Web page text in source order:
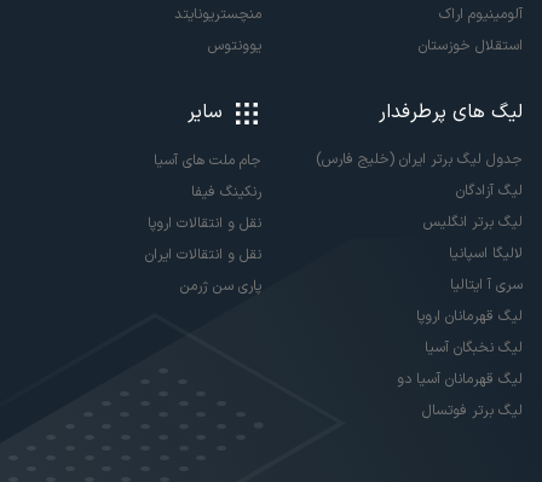
آلومینیوم اراک
استقلال خوزستان
منچستریونایتد
یوونتوس
لیگ های پرطرفدار
جدول لیگ برتر ایران (خلیج فارس)
لیگ آزادگان
لیگ برتر انگلیس
لالیگا اسپانیا
سری آ ایتالیا
لیگ قهرمانان اروپا
لیگ نخبگان آسیا
لیگ قهرمانان آسیا دو
لیگ برتر فوتسال
سایر
جام ملت های آسیا
رنکینگ فیفا
نقل و انتقالات اروپا
نقل و انتقالات ایران
پاری سن ژرمن